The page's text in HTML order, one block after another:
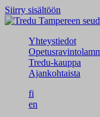
Siirry sisältöön
Yhteystiedot
Tredu-kauppa
Ajankohtaista
fi
en